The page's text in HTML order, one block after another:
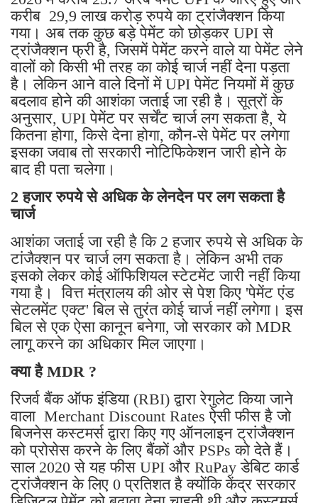
करीब 29,9 लाख करोड़ रुपये का ट्रांजैक्शन किया
गया। अब तक कुछ बड़े पेमेंट को छोड़कर UPI से
ट्रांजैक्शन फ्री है, जिसमें पेमेंट करने वाले या पेमेंट लेने
वालों को किसी भी तरह का कोई चार्ज नहीं देना पड़ता
है। लेकिन आने वाले दिनों में UPI पेमेंट नियमों में कुछ
बदलाव होने की आशंका जताई जा रही है। सूत्रों के
अनुसार, UPI पेमेंट पर सर्चेंट चार्ज लग सकता है, ये
कितना होगा, किसे देना होगा, कौन-से पेमेंट पर लगेगा
इसका जवाब तो सरकारी नोटिफिकेशन जारी होने के
बाद ही पता चलेगा।
2 हजार रुपये से अधिक के लेनदेन पर लग सकता है
चार्ज
आशंका जताई जा रही है कि 2 हजार रुपये से अधिक के
टांजैक्शन पर चार्ज लग सकता है। लेकिन अभी तक
इसको लेकर कोई ऑफिशियल स्टेटमेंट जारी नहीं किया
गया है। वित्त मंत्रालय की ओर से पेश किए 'पेमेंट एंड
सेटलमेंट एक्ट' बिल से तुरंत कोई चार्ज नहीं लगेगा। इस
बिल से एक ऐसा कानून बनेगा, जो सरकार को MDR
लागू करने का अधिकार मिल जाएगा।
क्या है MDR ?
रिजर्व बैंक ऑफ इंडिया (RBI) द्वारा रेगुलेट किया जाने
वाला Merchant Discount Rates ऐसी फीस है जो
बिजनेस कस्टमर्स द्वारा किए गए ऑनलाइन ट्रांजैक्शन
को प्रोसेस करने के लिए बैंकों और PSPs को देते हैं।
साल 2020 से यह फीस UPI और RuPay डेबिट कार्ड
ट्रांजैक्शन के लिए 0 प्रतिशत है क्योंकि केंद्र सरकार